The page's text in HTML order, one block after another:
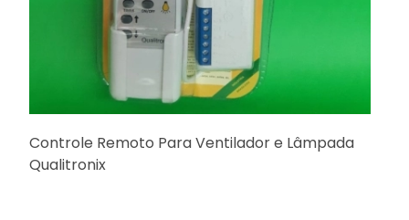
Controle Remoto Para Ventilador e Lâmpada
Qualitronix